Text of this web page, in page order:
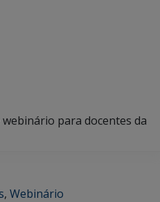
para docentes da
, Webinário